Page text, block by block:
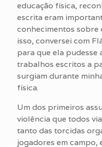
educação física,
escrita eram
conhecimentos sobre
isso, conversei com
para que ela pudesse
trabalhos escritos a
surgiam durante
física.
Um dos primeiros
violência que todos
tanto das torcidas
jogadores em campo,